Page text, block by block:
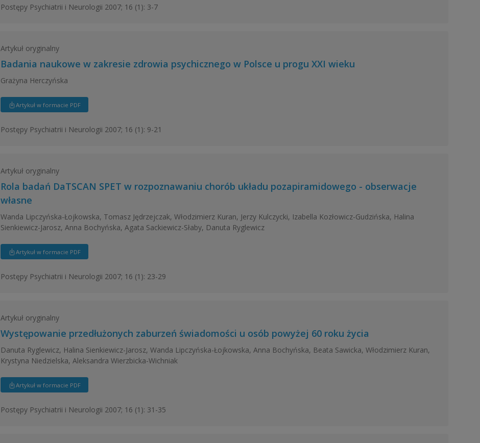
Postępy Psychiatrii i Neurologii 2007; 16 (1): 3-7
Artykuł oryginalny
Badania naukowe w zakresie zdrowia psychicznego w Polsce u progu XXI wieku
Grażyna Herczyńska
Artykuł w formacie PDF
Postępy Psychiatrii i Neurologii 2007; 16 (1): 9-21
Artykuł oryginalny
Rola badań DaTSCAN SPET w rozpoznawaniu chorób układu pozapiramidowego - obserwacje
własne
Wanda Lipczyńska-Łojkowska, Tomasz Jędrzejczak, Włodzimierz Kuran, Jerzy Kulczycki, Izabella Kozłowicz-Gudzińska, Halina
Sienkiewicz-Jarosz, Anna Bochyńska, Agata Sackiewicz-Słaby, Danuta Ryglewicz
Artykuł w formacie PDF
Postępy Psychiatrii i Neurologii 2007; 16 (1): 23-29
Artykuł oryginalny
Występowanie przedłużonych zaburzeń świadomości u osób powyżej 60 roku życia
Danuta Ryglewicz, Halina Sienkiewicz-Jarosz, Wanda Lipczyńska-Łojkowska, Anna Bochyńska, Beata Sawicka, Włodzimierz Kuran,
Krystyna Niedzielska, Aleksandra Wierzbicka-Wichniak
Artykuł w formacie PDF
Postępy Psychiatrii i Neurologii 2007; 16 (1): 31-35